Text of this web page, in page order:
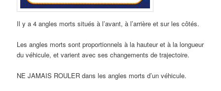
Il y a 4 angles morts situés à l’avant, à l’arrière et sur les côtés.
Les angles morts sont proportionnels à la hauteur et à la longueur
du véhicule, et varient avec ses changements de trajectoire.
NE JAMAIS ROULER dans les angles morts d’un véhicule.